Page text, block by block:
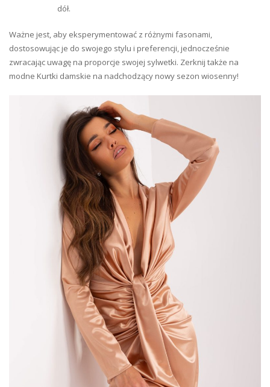
dół.
Ważne jest, aby eksperymentować z różnymi fasonami,
dostosowując je do swojego stylu i preferencji, jednocześnie
zwracając uwagę na proporcje swojej sylwetki. Zerknij także na
modne Kurtki damskie na nadchodzący nowy sezon wiosenny!